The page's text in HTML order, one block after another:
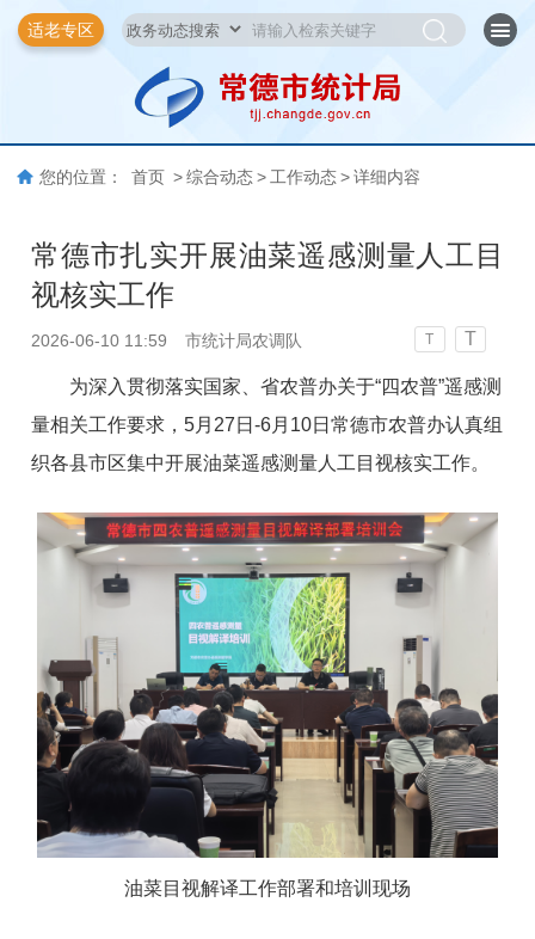
适老专区
您的位置： 首页 > 综合动态 > 工作动态 > 详细内容
常德市扎实开展油菜遥感测量人工目
视核实工作
2026-06-10 11:59 市统计局农调队 T T
为深入贯彻落实国家、省农普办关于“四农普”遥感测
量相关工作要求，5月27日-6月10日常德市农普办认真组
织各县市区集中开展油菜遥感测量人工目视核实工作。
油菜目视解译工作部署和培训现场